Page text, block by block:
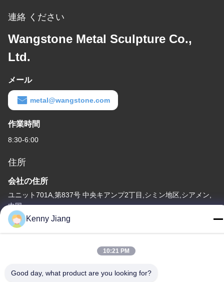
連絡 ください
Wangstone Metal Sculpture Co.,
Ltd.
メール
metal@wangstone.com
作業時間
8:30-6:00
住所
会社の住所
ユニット701A,第837号 中央キアンプ2丁目,シミン地区,シアメン,
中国
工場住所
86-592-5175705
Kenny Jiang
10:21 PM
Good day, what product are you looking for?